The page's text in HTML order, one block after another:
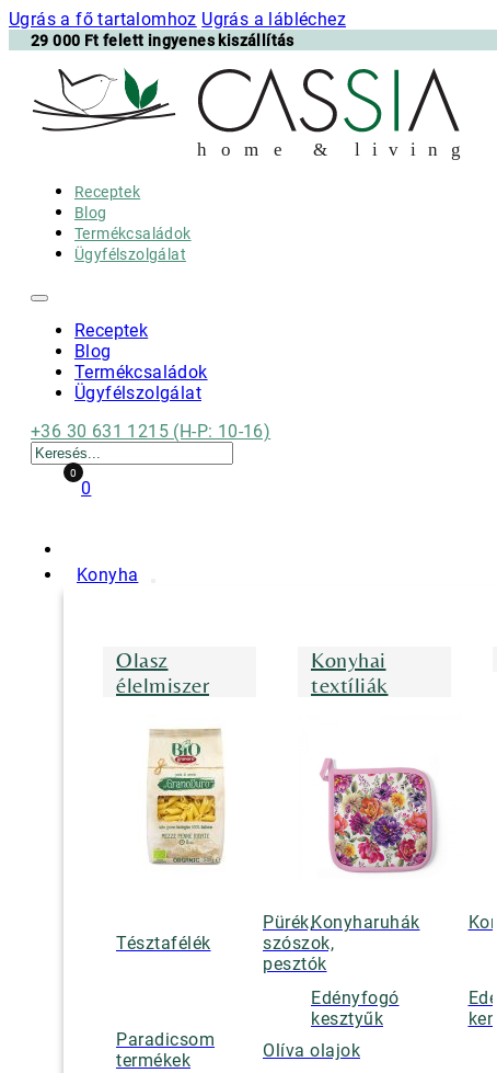
Ugrás a fő tartalomhoz Ugrás a lábléchez
29 000 Ft felett ingyenes kiszállítás
h o m e & l i v i n g
Receptek
Blog
Termékcsaládok
Ügyfélszolgálat
Receptek
Blog
Termékcsaládok
Ügyfélszolgálat
+36 30 631 1215 (H-P: 10-16)
Keresés
0
0
Konyha
Olasz
élelmiszer
Tésztafélék
Pürék,
szószok,
pesztók
Paradicsom
termékek
Olíva olajok
Konyhai
textíliák
Konyharuhák
Edényfogó
kesztyűk